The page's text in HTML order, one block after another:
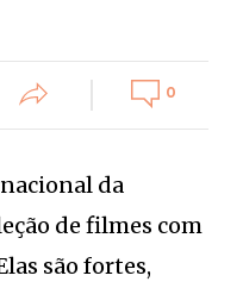
0
da
de filmes com
são fortes,